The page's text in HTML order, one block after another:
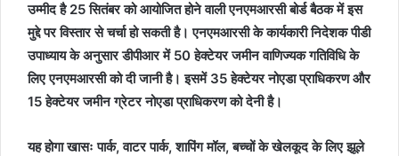
उम्मीद है 25 सितंबर को आयोजित होने वाली एनएमआरसी बोर्ड बैठक में इस
मुद्दे पर विस्तार से चर्चा हो सकती है। एनएमआरसी के कार्यकारी निदेशक पीडी
उपाध्याय के अनुसार डीपीआर में 50 हेक्टेयर जमीन वाणिज्यक गतिविधि के
लिए एनएमआरसी को दी जानी है। इसमें 35 हेक्टेयर नोएडा प्राधिकरण और
15 हेक्टेयर जमीन ग्रेटर नोएडा प्राधिकरण को देनी है।
यह होगा खासः पार्क, वाटर पार्क, शापिंग मॉल, बच्चों के खेलकूद के लिए झूले